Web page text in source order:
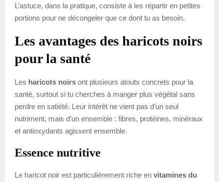
L’astuce, dans la pratique, consiste à les répartir en petites
portions pour ne décongeler que ce dont tu as besoin.
Les avantages des haricots noirs
pour la santé
Les haricots noirs ont plusieurs atouts concrets pour la
santé, surtout si tu cherches à manger plus végétal sans
perdre en satiété. Leur intérêt ne vient pas d’un seul
nutriment, mais d’un ensemble : fibres, protéines, minéraux
et antioxydants agissent ensemble.
Essence nutritive
Le haricot noir est particulièrement riche en vitamines du